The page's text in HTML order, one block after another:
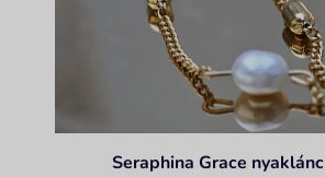
Seraphina Grace nyaklánc